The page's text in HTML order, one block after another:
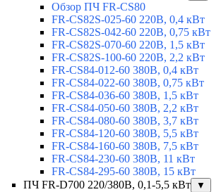
Обзор ПЧ FR-CS80
FR-CS82S-025-60 220В, 0,4 кВт
FR-CS82S-042-60 220В, 0,75 кВт
FR-CS82S-070-60 220В, 1,5 кВт
FR-CS82S-100-60 220В, 2,2 кВт
FR-CS84-012-60 380В, 0,4 кВт
FR-CS84-022-60 380В, 0,75 кВт
FR-CS84-036-60 380В, 1,5 кВт
FR-CS84-050-60 380В, 2,2 кВт
FR-CS84-080-60 380В, 3,7 кВт
FR-CS84-120-60 380В, 5,5 кВт
FR-CS84-160-60 380В, 7,5 кВт
FR-CS84-230-60 380В, 11 кВт
FR-CS84-295-60 380В, 15 кВт
ПЧ FR-D700 220/380В, 0,1-5,5 кВт
▼